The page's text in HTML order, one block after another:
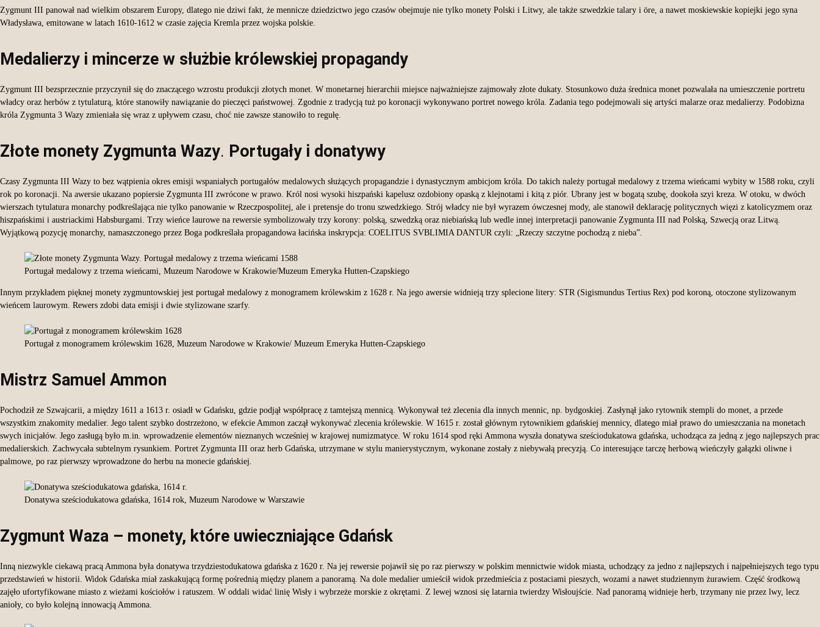
Zygmunt III panował nad wielkim obszarem Europy, dlatego nie dziwi fakt, że mennicze dziedzictwo jego czasów obejmuje nie tylko monety Polski i Litwy, ale także szwedzkie talary i öre, a nawet moskiewskie kopiejki jego syna
Władysława, emitowane w latach 1610-1612 w czasie zajęcia Kremla przez wojska polskie.
Medalierzy i mincerze w służbie królewskiej propagandy
Zygmunt III bezsprzecznie przyczynił się do znaczącego wzrostu produkcji złotych monet. W monetarnej hierarchii miejsce najważniejsze zajmowały złote dukaty. Stosunkowo duża średnica monet pozwalała na umieszczenie portretu
władcy oraz herbów z tytulaturą, które stanowiły nawiązanie do pieczęci państwowej. Zgodnie z tradycją tuż po koronacji wykonywano portret nowego króla. Zadania tego podejmowali się artyści malarze oraz medalierzy. Podobizna
króla Zygmunta 3 Wazy zmieniała się wraz z upływem czasu, choć nie zawsze stanowiło to regułę.
Złote monety Zygmunta Wazy. Portugały i donatywy
Czasy Zygmunta III Wazy to bez wątpienia okres emisji wspaniałych portugałów medalowych służących propagandzie i dynastycznym ambicjom króla. Do takich należy portugał medalowy z trzema wieńcami wybity w 1588 roku, czyli
rok po koronacji. Na awersie ukazano popiersie Zygmunta III zwrócone w prawo. Król nosi wysoki hiszpański kapelusz ozdobiony opaską z klejnotami i kitą z piór. Ubrany jest w bogatą szubę, dookoła szyi kreza. W otoku, w dwóch
wierszach tytulatura monarchy podkreślająca nie tylko panowanie w Rzeczpospolitej, ale i pretensje do tronu szwedzkiego. Strój władcy nie był wyrazem ówczesnej mody, ale stanowił deklarację politycznych więzi z katolicyzmem oraz
hiszpańskimi i austriackimi Habsburgami. Trzy wieńce laurowe na rewersie symbolizowały trzy korony: polską, szwedzką oraz niebiańską lub wedle innej interpretacji panowanie Zygmunta III nad Polską, Szwecją oraz Litwą.
Wyjątkową pozycję monarchy, namaszczonego przez Boga podkreślała propagandowa łacińska inskrypcja: COELITUS SVBLIMIA DANTUR czyli: „Rzeczy szczytne pochodzą z nieba”.
Portugał medalowy z trzema wieńcami, Muzeum Narodowe w Krakowie/Muzeum Emeryka Hutten-Czapskiego
Innym przykładem pięknej monety zygmuntowskiej jest portugał medalowy z monogramem królewskim z 1628 r. Na jego awersie widnieją trzy splecione litery: STR (Sigismundus Tertius Rex) pod koroną, otoczone stylizowanym
wieńcem laurowym. Rewers zdobi data emisji i dwie stylizowane szarfy.
Portugał z monogramem królewskim 1628, Muzeum Narodowe w Krakowie/ Muzeum Emeryka Hutten-Czapskiego
Mistrz Samuel Ammon
Pochodził ze Szwajcarii, a między 1611 a 1613 r. osiadł w Gdańsku, gdzie podjął współpracę z tamtejszą mennicą. Wykonywał też zlecenia dla innych mennic, np. bydgoskiej. Zasłynął jako rytownik stempli do monet, a przede
wszystkim znakomity medalier. Jego talent szybko dostrzeżono, w efekcie Ammon zaczął wykonywać zlecenia królewskie. W 1615 r. został głównym rytownikiem gdańskiej mennicy, dlatego miał prawo do umieszczania na monetach
swych inicjałów. Jego zasługą było m.in. wprowadzenie elementów nieznanych wcześniej w krajowej numizmatyce. W roku 1614 spod ręki Ammona wyszła donatywa sześciodukatowa gdańska, uchodząca za jedną z jego najlepszych prac
medalierskich. Zachwycała subtelnym rysunkiem. Portret Zygmunta III oraz herb Gdańska, utrzymane w stylu manierystycznym, wykonane zostały z niebywałą precyzją. Co interesujące tarczę herbową wieńczyły gałązki oliwne i
palmowe, po raz pierwszy wprowadzone do herbu na monecie gdańskiej.
Donatywa sześciodukatowa gdańska, 1614 rok, Muzeum Narodowe w Warszawie
Zygmunt Waza – monety, które uwieczniające Gdańsk
Inną niezwykle ciekawą pracą Ammona była donatywa trzydziestodukatowa gdańska z 1620 r. Na jej rewersie pojawił się po raz pierwszy w polskim mennictwie widok miasta, uchodzący za jedno z najlepszych i najpełniejszych tego typu
przedstawień w historii. Widok Gdańska miał zaskakującą formę pośrednią między planem a panoramą. Na dole medalier umieścił widok przedmieścia z postaciami pieszych, wozami a nawet studziennym żurawiem. Część środkową
zajęło ufortyfikowane miasto z wieżami kościołów i ratuszem. W oddali widać linię Wisły i wybrzeże morskie z okrętami. Z lewej wznosi się latarnia twierdzy Wisłoujście. Nad panoramą widnieje herb, trzymany nie przez lwy, lecz
anioły, co było kolejną innowacją Ammona.